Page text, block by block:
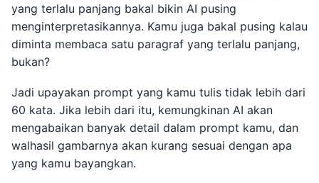
yang terlalu panjang bakal bikin AI pusing
menginterpretasikannya. Kamu juga bakal pusing kalau
diminta membaca satu paragraf yang terlalu panjang,
bukan?
Jadi upayakan prompt yang kamu tulis tidak lebih dari
60 kata. Jika lebih dari itu, kemungkinan AI akan
mengabaikan banyak detail dalam prompt kamu, dan
walhasil gambarnya akan kurang sesuai dengan apa
yang kamu bayangkan.